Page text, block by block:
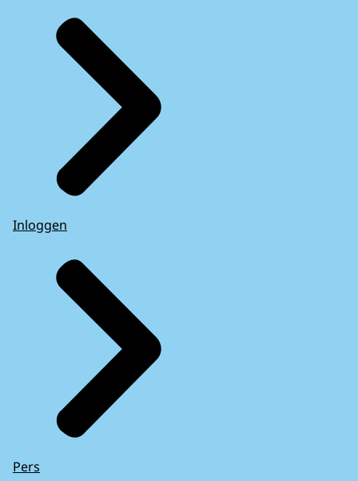
Inloggen
Pers